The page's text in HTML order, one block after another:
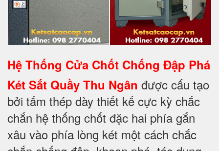
Hệ Thống Cửa Chốt Chống Đập Phá
Két Sắt Quầy Thu Ngân được cấu tạo
bởi tấm thép dày thiết kế cực kỳ chắc
chắn hệ thống chốt đặc hai phía gắn
xâu vào phía lòng két một cách chắc